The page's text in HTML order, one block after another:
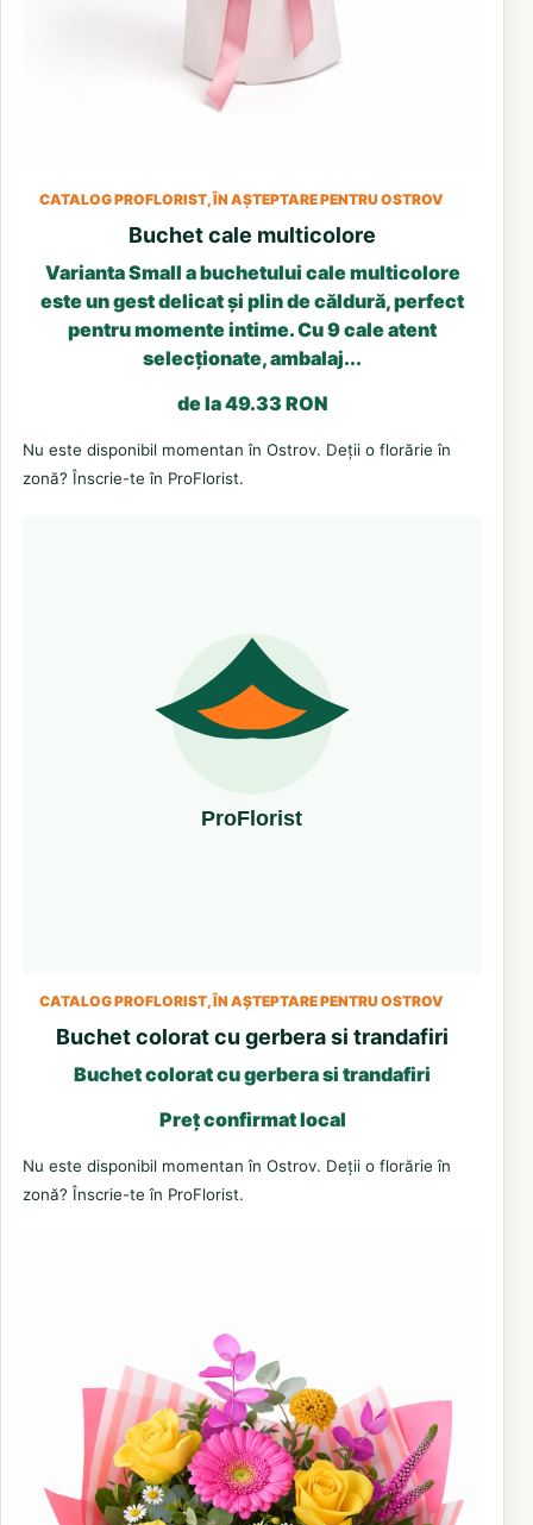
CATALOG PROFLORIST, ÎN AȘTEPTARE PENTRU OSTROV
Buchet cale multicolore
Varianta Small a buchetului cale multicolore
este un gest delicat și plin de căldură, perfect
pentru momente intime. Cu 9 cale atent
selecționate, ambalaj...
de la 49.33 RON
Nu este disponibil momentan în Ostrov. Deții o florărie în
zonă? Înscrie-te în ProFlorist.
CATALOG PROFLORIST, ÎN AȘTEPTARE PENTRU OSTROV
Buchet colorat cu gerbera si trandafiri
Buchet colorat cu gerbera si trandafiri
Preț confirmat local
Nu este disponibil momentan în Ostrov. Deții o florărie în
zonă? Înscrie-te în ProFlorist.